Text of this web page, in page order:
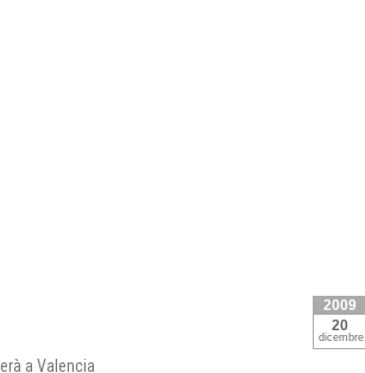
2009
20
dicembre